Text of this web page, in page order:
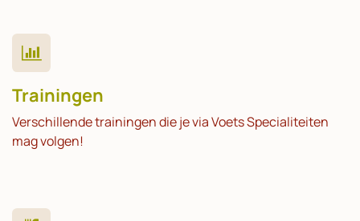
Trainingen
Verschillende trainingen die je via Voets Specialiteiten
mag volgen!